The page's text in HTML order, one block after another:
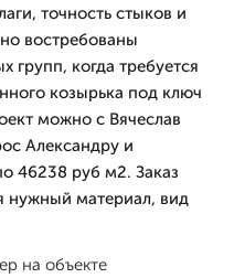
точность стыков и
востребованы
групп, когда требуется
козырька под ключ
можно с Вячеслав
Александру и
46238 руб м2. Заказ
нужный материал, вид
на объекте